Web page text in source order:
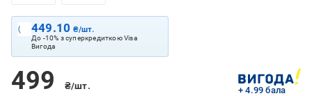
449.10₴/шт.
До -10% з суперкредиткою Visa
Вигода
499 ₴/шт. + 4.99 бала